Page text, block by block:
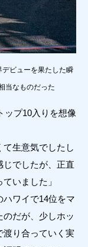
ビューを果たした瞬
当なものだった
ップ10入りを想像
て生意気でしたし
じでしたが、正直
いました」
ワイで14位をマ
だが、少しホッ
渡り合っていく実